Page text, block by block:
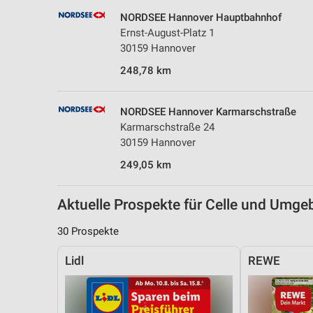
NORDSEE Hannover Hauptbahnhof
Ernst-August-Platz 1
30159 Hannover
248,78 km
NORDSEE Hannover Karmarschstraße
Karmarschstraße 24
30159 Hannover
249,05 km
Aktuelle Prospekte für Celle und
30 Prospekte
Lidl REWE
Messung der Performance von Inhalten
Analyse von Zielgruppen durch Statistiken oder Kombinationen
Entwicklung und Verbesserung der Angebote
Verwendung reduzierter Daten zur Auswahl von Inhalten
Nicht-IAB-Verarbeitungszwecke:
Notwendig
Performance